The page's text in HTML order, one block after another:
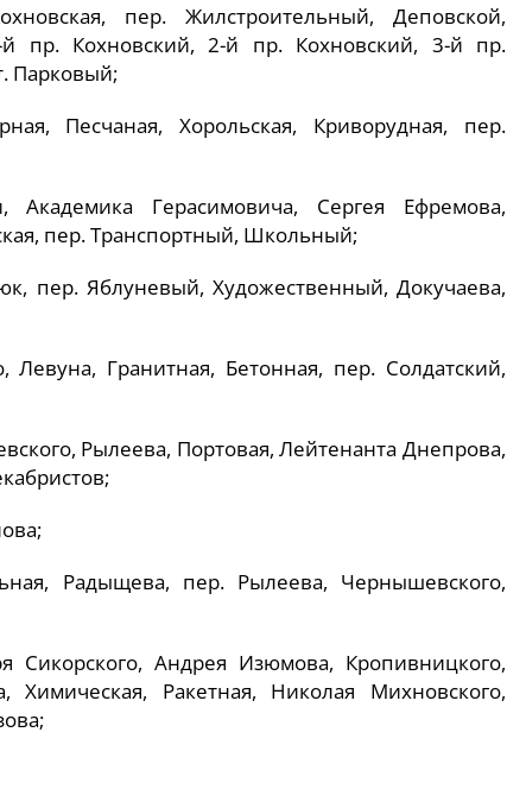
пер. Жилстроительный, Деповской,
пр. Кохновский, 2-й пр. Кохновский, 3-й пр.
Парковый;
Песчаная, Хорольская, Криворудная, пер.
Герасимовича, Сергея Ефремова,
пер. Транспортный, Школьный;
пер. Яблуневый, Художественный, Докучаева,
Левуна, Гранитная, Бетонная, пер. Солдатский,
Рылеева, Портовая, Лейтенанта Днепрова,
Радыщева, пер. Рылеева, Чернышевского,
Сикорского, Андрея Изюмова, Кропивницкого,
Химическая, Ракетная, Николая Михновского,